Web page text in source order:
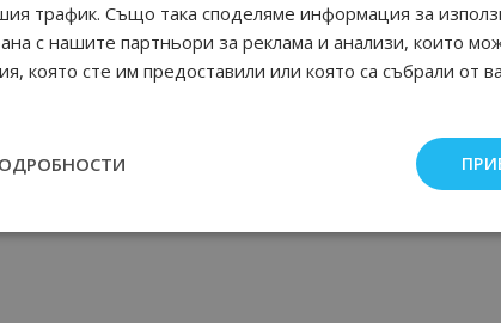
Още от Kenzo мъжки парфюми
трафик. Също така споделяме информация за
с нашите партньори за реклама и анализи, които
която сте им предоставили или която са събрали от